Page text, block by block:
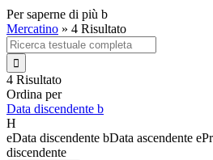
Per saperne di più b
Mercatino » 4 Risultato

4 Risultato
Ordina per
Data discendente b
H
eData discendente bData ascendente e
discendente